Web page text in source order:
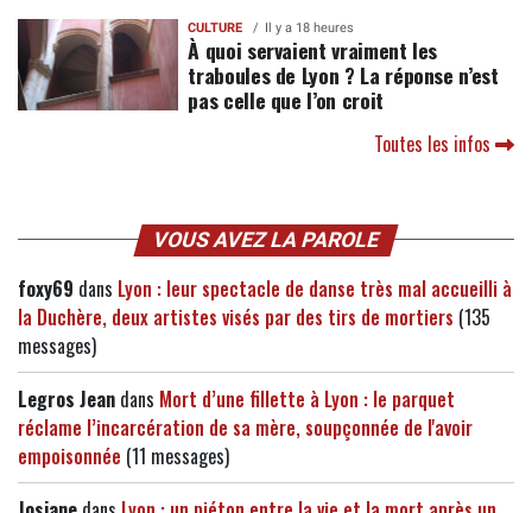
CULTURE Il y a 18 heures
À quoi servaient vraiment les
traboules de Lyon ? La réponse n’est
pas celle que l’on croit
Toutes les infos
VOUS AVEZ LA PAROLE
foxy69 dans Lyon : leur spectacle de danse très mal accueilli à
la Duchère, deux artistes visés par des tirs de mortiers (135
messages)
Legros Jean dans Mort d’une fillette à Lyon : le parquet
réclame l’incarcération de sa mère, soupçonnée de l'avoir
empoisonnée (11 messages)